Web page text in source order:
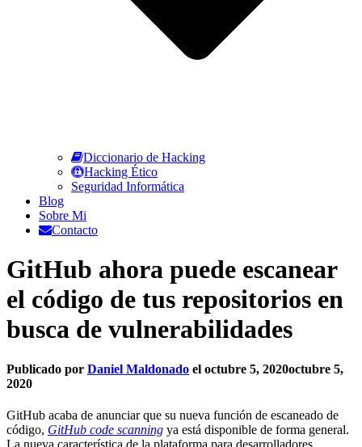
Diccionario de Hacking
Hacking Ético
Seguridad Informática
Blog
Sobre Mi
Contacto
GitHub ahora puede escanear
el código de tus repositorios en
busca de vulnerabilidades
Publicado por Daniel Maldonado el octubre 5, 2020octubre 5,
2020
GitHub acaba de anunciar que su nueva función de escaneado de
código, GitHub code scanning ya está disponible de forma general.